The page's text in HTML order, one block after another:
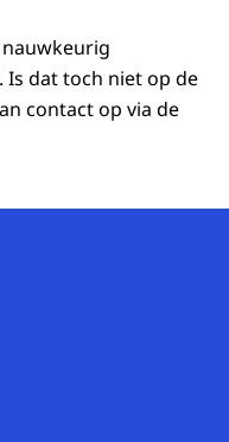
dat toch niet op de
contact op via de